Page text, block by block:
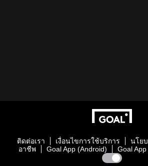
ติดต่อเรา เงื่อนไขการใช้บริการ
นโย
อาชีพ
Goal App (Android) Goal App